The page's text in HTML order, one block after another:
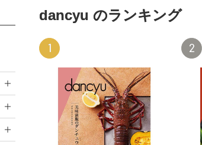
dancyu のランキング
1 2